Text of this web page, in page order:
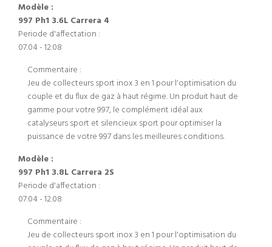
Modèle :
997 Ph1 3.6L Carrera 4
Periode d'affectation :
07.04 - 12.08
Commentaire :
Jeu de collecteurs sport inox 3 en 1 pour l'optimisation du
couple et du flux de gaz à haut régime. Un produit haut de
gamme pour votre 997, le complément idéal aux
catalyseurs sport et silencieux sport pour optimiser la
puissance de votre 997 dans les meilleures conditions.
Modèle :
997 Ph1 3.8L Carrera 2S
Periode d'affectation :
07.04 - 12.08
Commentaire :
Jeu de collecteurs sport inox 3 en 1 pour l'optimisation du